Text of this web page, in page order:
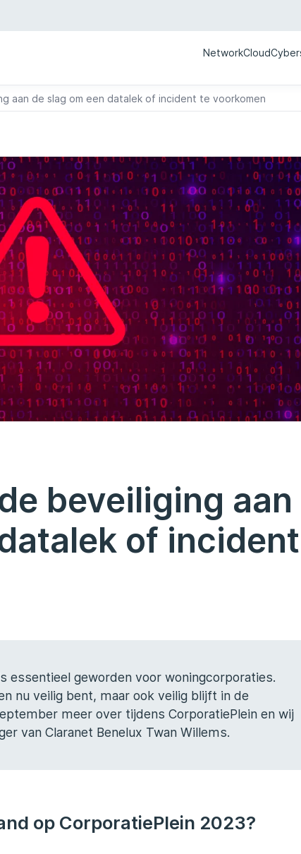
NetworkCloud
aan de slag om een datalek of incident te voorkomen
beveiliging aan
of incident
essentieel geworden voor woningcorporaties.
nu veilig bent, maar ook veilig blijft in de
meer over tijdens CorporatiePlein en wij
van Claranet Benelux Twan Willems.
op CorporatiePlein 2023?